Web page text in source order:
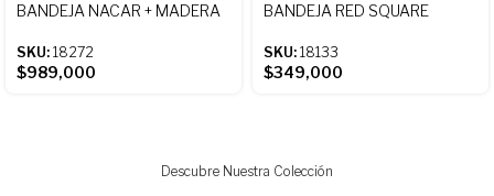
BANDEJA NACAR + MADERA
SKU: 18272
$989,000
BANDEJA RED SQUARE
SKU: 18133
$349,000
Descubre Nuestra Colección